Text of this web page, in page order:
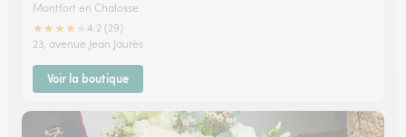
Montfort en Chalosse
★★★★
4.2 (29)
23, avenue Jean Jaurès
Voir la boutique